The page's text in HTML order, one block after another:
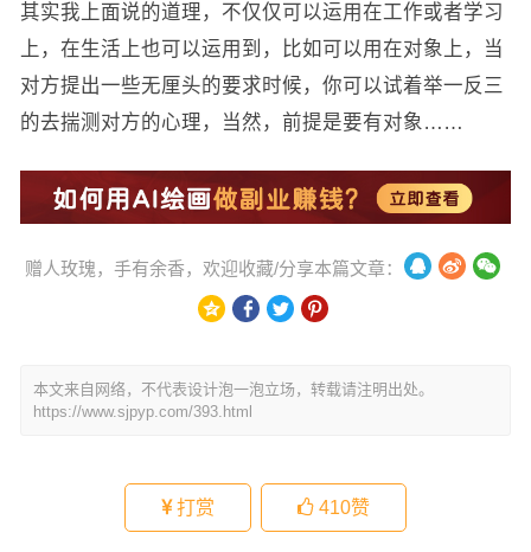
其实我上面说的道理，不仅仅可以运用在工作或者学习
上，在生活上也可以运用到，比如可以用在对象上，当
对方提出一些无厘头的要求时候，你可以试着举一反三
的去揣测对方的心理，当然，前提是要有对象……
赠人玫瑰，手有余香，欢迎收藏/分享本篇文章：
本文来自网络，不代表设计泡一泡立场，转载请注明出处。
https://www.sjpyp.com/393.html
打赏 410赞